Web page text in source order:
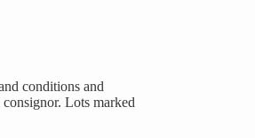
conditions and
Lots marked